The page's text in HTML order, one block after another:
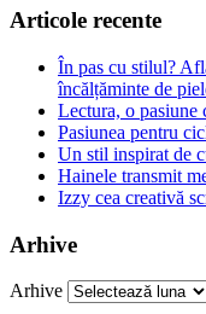
Articole recente
În pas cu stilul?
încălțăminte de
Lectura, o pasiune
Pasiunea pentru
Un stil inspirat de
Hainele transmit
Izzy cea creativă
Arhive
Arhive